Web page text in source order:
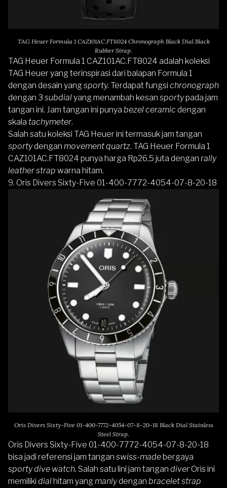
TAG Heuer Formula 1 CAZ101AC.FT8024 Chronograph Black Dial Black
Rubber Strap.
TAG Heuer Formula 1 CAZ101AC.FT8024 adalah koleksi
TAG Heuer yang terinspirasi dari balapan Formula 1
dengan desain yang sporty. Terdapat fungsi chronograph
dengan 3 subdialyang menambah kesan sportypada jam
tangan ini. Jam tangan ini punya bezel ceramic dengan
skala tachymeter.
Salah satu koleksi TAG Heuer ini termasuk jam tangan
sportydengan movement quartz. TAG Heuer Formula 1
CAZ101AC.FT8024 punya harga Rp26,5 juta dengan rally
leather strap warna hitam.
9. Oris Divers Sixty-Five 01-400-7772-4054-07-8-20-18
Oris Divers Sixty-Five 01-400-7772-4054-07-8-20-18 Black Dial Stainless
Steel Strap.
Oris Divers Sixty-Five 01-400-7772-4054-07-8-20-18
bisa jadi referensi jam tangan swiss-madebergaya
sporty dive watch. Salah satu lini jam tangan diverOrisini
memiliki dialhitam yang manlydengan bracelet strap